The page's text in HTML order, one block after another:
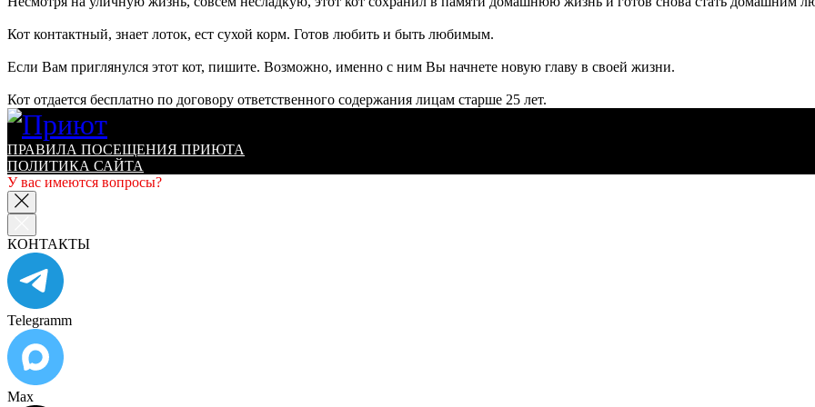
Кот контактный, знает лоток, ест сухой корм. Готов любить и быть любимым.
Если Вам приглянулся этот кот, пишите. Возможно, именно с ним Вы начнете новую главу в своей жизни.
Кот отдается бесплатно по договору ответственного содержания лицам старше 25 лет.
ПРАВИЛА ПОСЕЩЕНИЯ ПРИЮТА
ПОЛИТИКА САЙТА
У вас имеются вопросы?
КОНТАКТЫ
Telegramm
Max